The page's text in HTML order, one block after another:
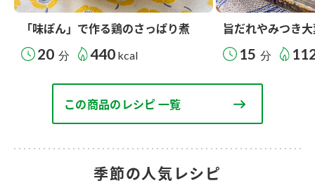
「味ぽん」で作る鶏のさっぱり煮
20 分 440 kcal
旨だれやみつき
15 分
この商品のレシピ 一覧
季節の人気レシピ